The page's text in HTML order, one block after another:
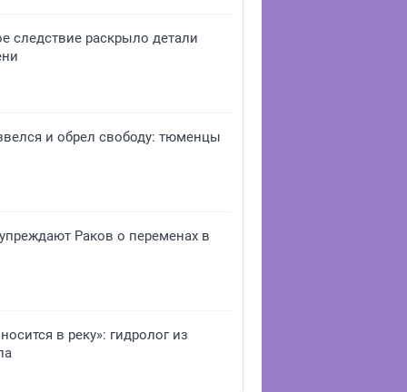
следствие раскрыло детали
и обрел свободу: тюменцы
Раков о переменах в
в реку»: гидролог из